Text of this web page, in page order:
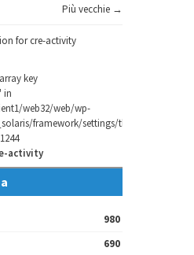
Più vecchie →
for cre-activity
key
in
web32/web/wp-
framework/settings/theme-
1244
activity
980
690